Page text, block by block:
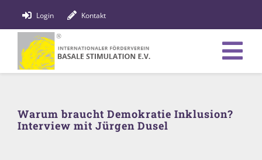
Inhalt
springen
Login Kontakt
Bildung
Warum braucht Demokratie Inklusion?
Interview mit Jürgen Dusel